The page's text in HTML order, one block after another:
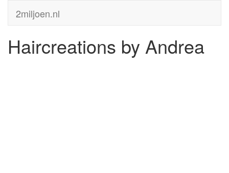
2miljoen.nl
Haircreations by Andrea